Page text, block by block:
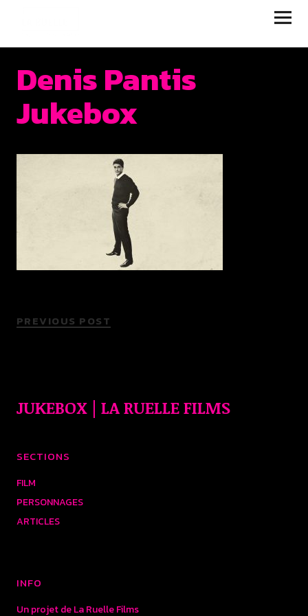
Denis Pantis
Jukebox
PREVIOUS POST
JUKEBOX | LA RUELLE FILMS
SECTIONS
FILM
PERSONNAGES
ARTICLES
INFO
Un projet de La Ruelle Films